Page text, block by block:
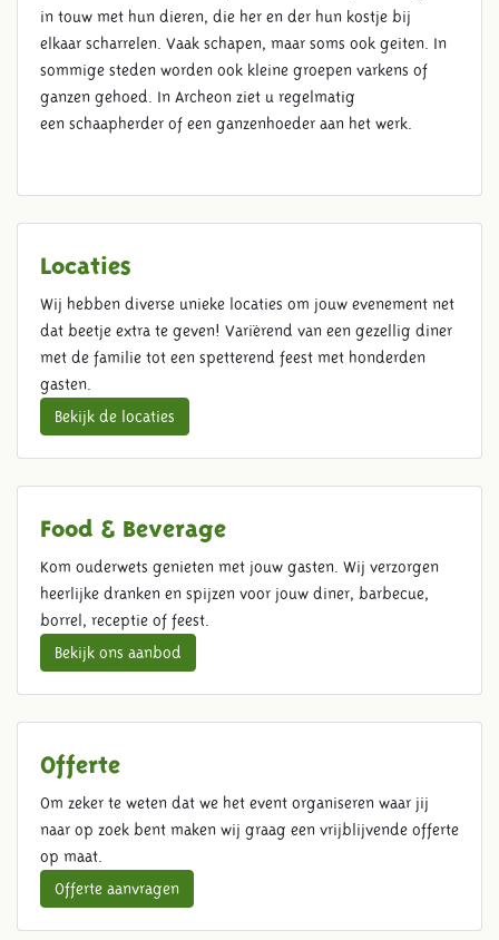
in touw met hun dieren, die her en der hun kostje bij
elkaar scharrelen. Vaak schapen, maar soms ook geiten. In
sommige steden worden ook kleine groepen varkens of
ganzen gehoed. In Archeon ziet u regelmatig
een schaapherder of een ganzenhoeder aan het werk.
Locaties
Wij hebben diverse unieke locaties om jouw evenement net
dat beetje extra te geven! Variërend van een gezellig diner
met de familie tot een spetterend feest met honderden
gasten.
Bekijk de locaties
Food & Beverage
Kom ouderwets genieten met jouw gasten. Wij verzorgen
heerlijke dranken en spijzen voor jouw diner, barbecue,
borrel, receptie of feest.
Bekijk ons aanbod
Offerte
Om zeker te weten dat we het event organiseren waar jij
naar op zoek bent maken wij graag een vrijblijvende offerte
op maat.
Offerte aanvragen